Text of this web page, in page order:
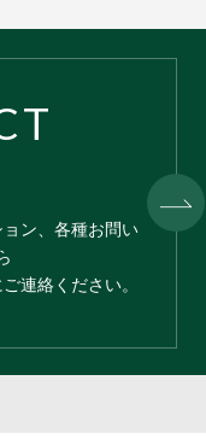
ン、各種お問い
連絡ください。